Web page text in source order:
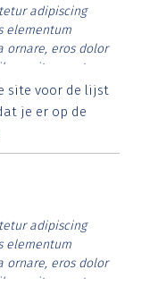
adipiscing
elementum
ornare, eros dolor
vitae erat.
id rutrum lorem
posuere.
site voor de lijst
je er op de
adipiscing
elementum
ornare, eros dolor
vitae erat.